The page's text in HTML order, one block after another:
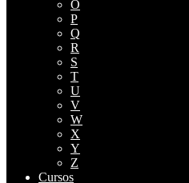
O
P
Q
R
S
T
U
V
W
X
Y
Z
Cursos